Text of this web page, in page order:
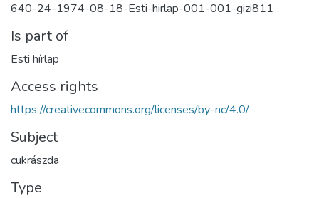
640-24-1974-08-18-Esti-hirlap-001-001-gizi811
Is part of
Esti hírlap
Access rights
https://creativecommons.org/licenses/by-nc/4.0/
Subject
cukrászda
Type